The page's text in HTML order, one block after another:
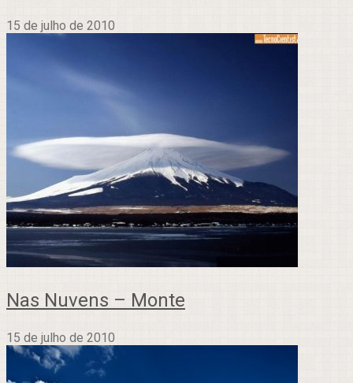
15 de julho de 2010
Nas Nuvens – Monte
15 de julho de 2010